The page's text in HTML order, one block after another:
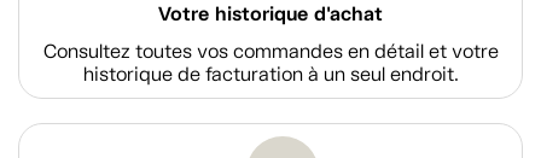
Votre historique d'achat
Consultez toutes vos commandes en détail et votre
historique de facturation à un seul endroit.